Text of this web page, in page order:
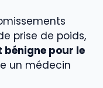
prise de poids,
bénigne pour le
un médecin